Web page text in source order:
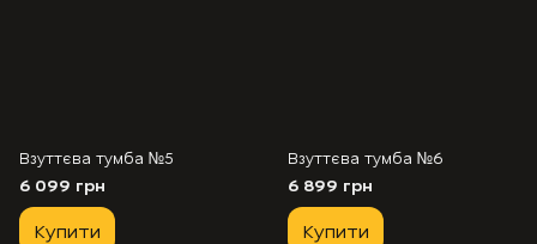
Взуттєва тумба №5
6 099 грн
Купити
Взуттєва тумба №6
6 899 грн
Купити